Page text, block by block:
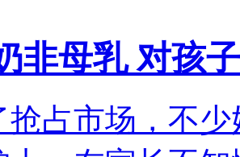
非母乳 对孩
市场，不少